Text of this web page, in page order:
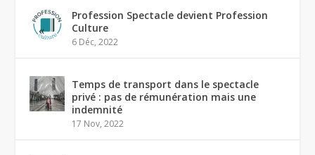
Profession Spectacle devient Profession
Culture
6 Déc, 2022
Temps de transport dans le spectacle
privé : pas de rémunération mais une
indemnité
17 Nov, 2022